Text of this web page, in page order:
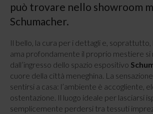
può trovare nello showroom
Schumacher.
Il bello, la cura per i dettagli e, soprattutto,
ama profondamente il proprio mestiere si
dall’ingresso dello spazio espositivo
cuore della città meneghina. La
sentirsi a casa: l’ambiente è accogliente,
ostentazione. Il luogo ideale per lasciarsi
semplicemente perdersi tra tessuti